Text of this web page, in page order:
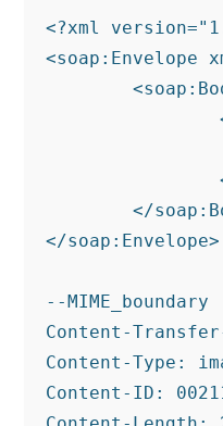
<?xml
<soap:Envelope
	<soap:Body>
		<Upload userid="kaistizen" password="have a nice day!">
<Content
		</Upload>
	</soap:Body>
</soap:Envelope>
--MIME_boundary
Content-
Content-Type:
Content-ID: